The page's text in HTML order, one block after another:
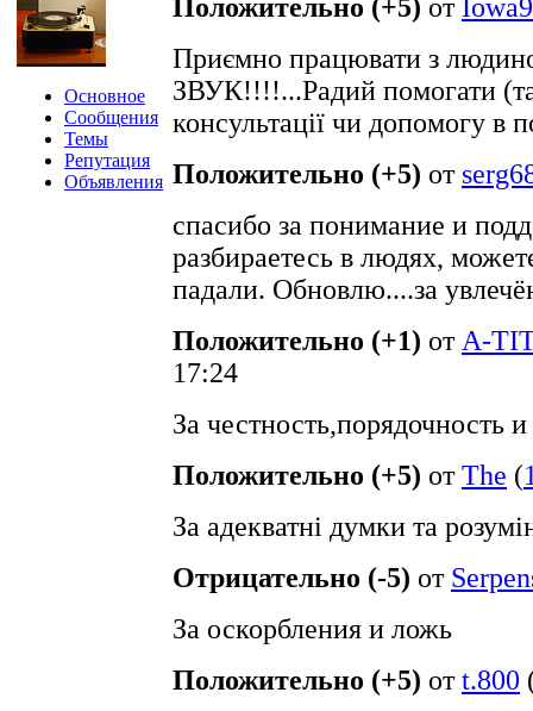
Основное
Сообщения
Темы
Репутация
Объявления
Положительно (+5) от
Приємно працювати з
ЗВУК!!!!...Радий помогати
консультації чи допомогу в
Положительно (+5) от
спасибо за понимание и
разбираетесь в людях,
падали. Обновлю....за
Положительно (+1) от A-
17:24
За честность,порядочность
Положительно (+5) отThe (
За адекватні думки та
Отрицательно (-5) от
За оскорбления и ложь
Положительно (+5) отt.800